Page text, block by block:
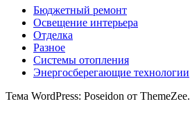
Бюджетный ремонт
Освещение интерьера
Отделка
Разное
Системы отопления
Энергосберегающие технологии
Тема WordPress: Poseidon от ThemeZee.